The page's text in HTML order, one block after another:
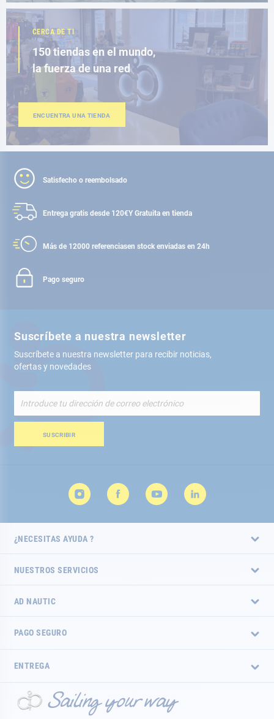
CERCA DE TI
150 tiendas en el mundo,
la fuerza de una red
ENCUENTRA UNA TIENDA
Satisfecho o reembolsado
Entrega gratis desde 120€Y Gratuita en tienda
Más de 12000 referenciasen stock enviadas en 24h
Pago seguro
Suscríbete a nuestra newsletter
Suscríbete a nuestra newsletter para recibir noticias,
ofertas y novedades
nuestro
de
SUSCRIBIR
¿NECESITAS AYUDA ?
NUESTROS SERVICIOS
AD NAUTIC
PAGO SEGURO
ENTREGA